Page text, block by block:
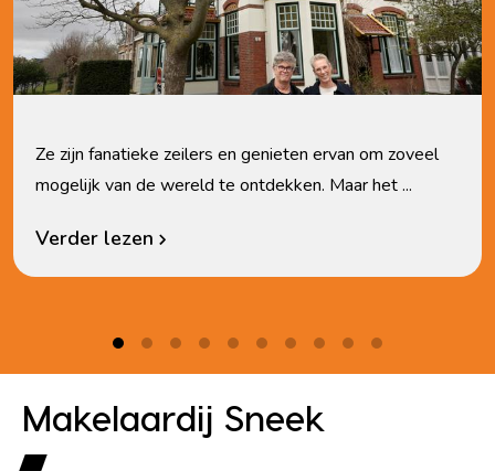
Ze zijn fanatieke zeilers en genieten ervan om zoveel
mogelijk van de wereld te ontdekken. Maar het ...
Verder lezen
Makelaardij Sneek